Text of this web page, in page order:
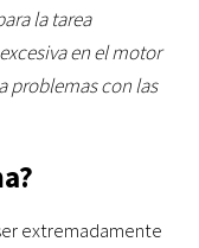
la tarea
en el motor
problemas con las
extremadamente